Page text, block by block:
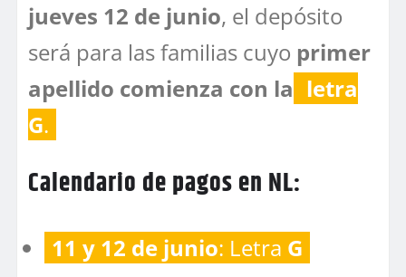
jueves 12 de junio, el depósito
será para las familias cuyo primer
apellido comienza con la letra
G.
Calendario de pagos en NL:
11 y 12 de junio: Letra G